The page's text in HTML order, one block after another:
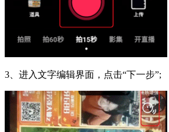
3、进入文字编辑界面，点击“下一步”;